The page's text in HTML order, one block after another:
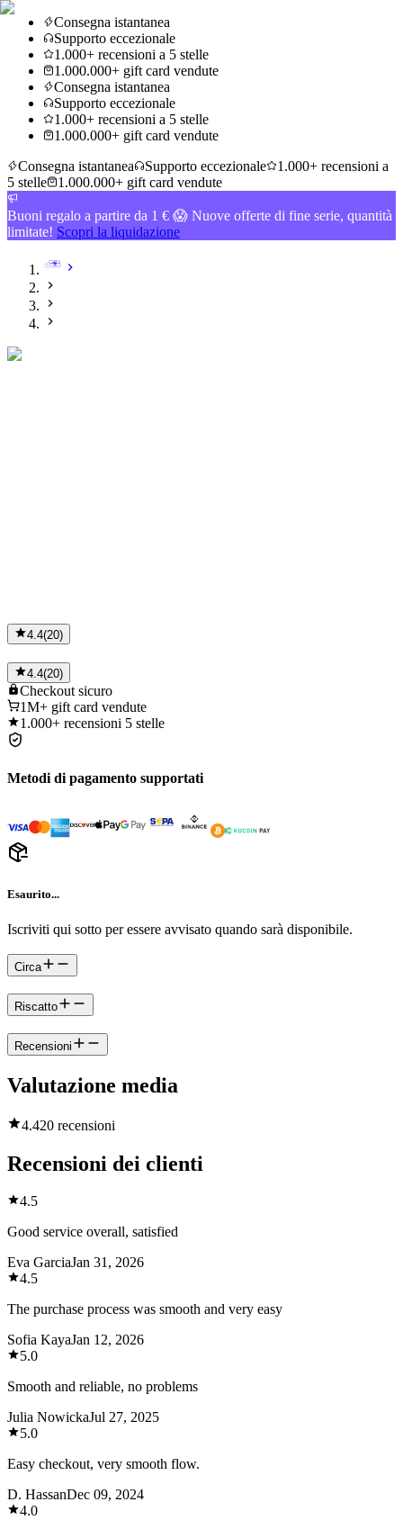
Consegna istantanea
Supporto eccezionale
1.000+ recensioni a 5 stelle
1.000.000+ gift card vendute
Consegna istantanea
Supporto eccezionale
1.000+ recensioni a 5 stelle
1.000.000+ gift card vendute
Consegna istantanea
Supporto eccezionale
1.000+ recensioni a
5 stelle
1.000.000+ gift card vendute
Buoni regalo a partire da 1 € 😱 Nuove offerte di fine serie, quantità
limitate! Scopri la liquidazione
4.4(20)
4.4(20)
Checkout sicuro
1M+ gift card vendute
1.000+ recensioni 5 stelle
Metodi di pagamento supportati
Esaurito...
Iscriviti qui sotto per essere avvisato quando sarà disponibile.
Circa
Riscatto
Recensioni
Valutazione media
4.420 recensioni
Recensioni dei clienti
4.5
Good service overall, satisfied
Eva GarciaJan 31, 2026
4.5
The purchase process was smooth and very easy
Sofia KayaJan 12, 2026
5.0
Smooth and reliable, no problems
Julia NowickaJul 27, 2025
5.0
Easy checkout, very smooth flow.
D. HassanDec 09, 2024
4.0